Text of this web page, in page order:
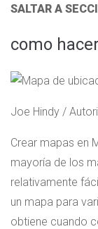
SALTAR A
como
Joe Hindy /
Crear mapas en
mayoría de los
relativamente
un mapa para
obtiene cuando